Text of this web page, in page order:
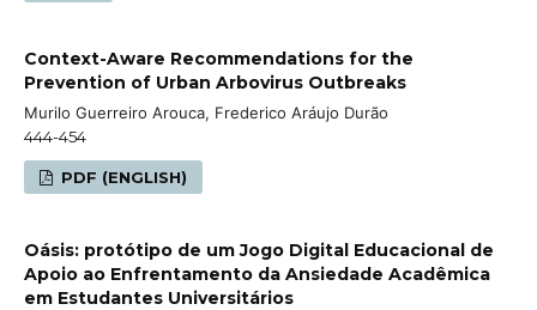
Context-Aware Recommendations for the
Prevention of Urban Arbovirus Outbreaks
Murilo Guerreiro Arouca, Frederico Aráujo Durão
444-454
PDF (ENGLISH)
Oásis: protótipo de um Jogo Digital Educacional de
Apoio ao Enfrentamento da Ansiedade Acadêmica
em Estudantes Universitários